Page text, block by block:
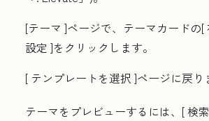
[テーマ ]ページで、テーマカードの[
設定 ]をクリックします。
[ テンプレートを選択 ]ページに戻り
テーマをプレビューするには、[検索